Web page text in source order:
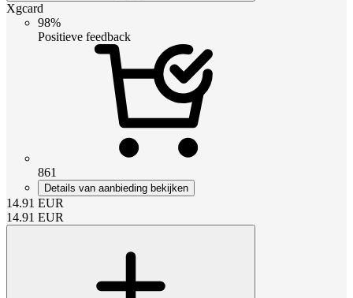
Xgcard
98%
Positieve feedback
861
Details van aanbieding bekijken
14.91 EUR
14.91 EUR